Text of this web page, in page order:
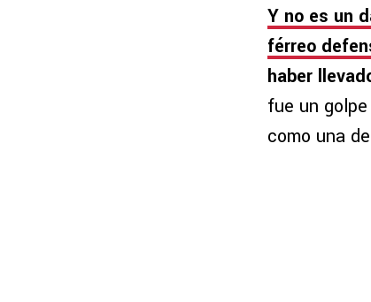
Y no es un
férreo
haber
fue un
como una